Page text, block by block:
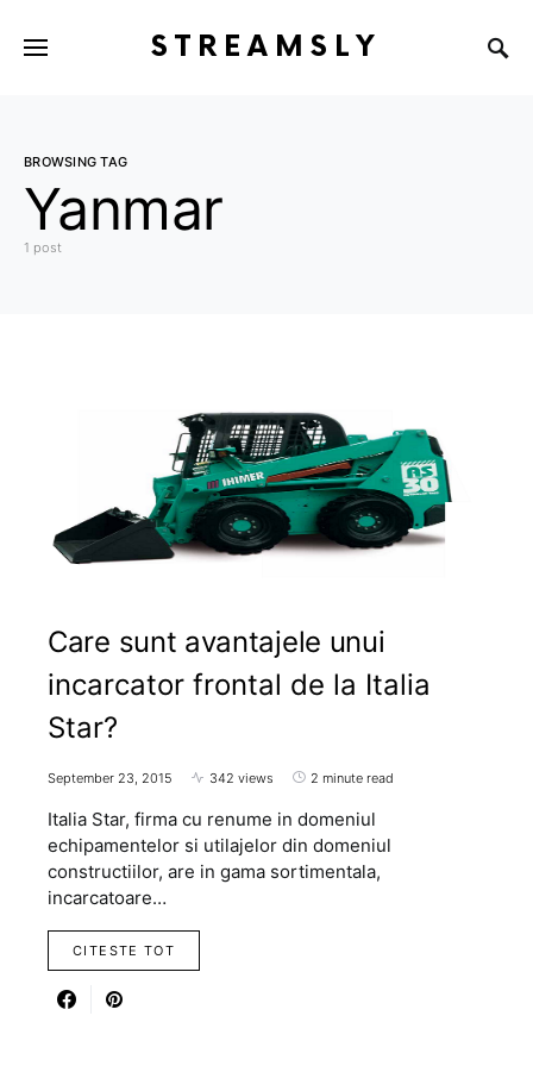
STREAMSLY
BROWSING TAG
Yanmar
1 post
Care sunt avantajele unui
incarcator frontal de la Italia
Star?
September 23, 2015 342 views 2 minute read
Italia Star, firma cu renume in domeniul
echipamentelor si utilajelor din domeniul
constructiilor, are in gama sortimentala,
incarcatoare…
CITESTE TOT